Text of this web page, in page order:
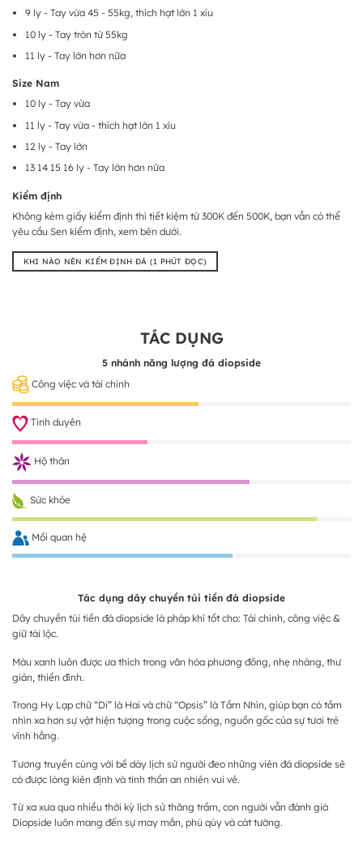
9 ly - Tay vừa 45 - 55kg, thích hạt lớn 1 xíu
10 ly - Tay tròn từ 55kg
11 ly - Tay lớn hơn nữa
Size Nam
10 ly - Tay vừa
11 ly - Tay vừa - thích hạt lớn 1 xíu
12 ly - Tay lớn
13 14 15 16 ly - Tay lớn hơn nữa
Kiểm định
Không kèm giấy kiểm định thì tiết kiệm từ 300K đến 500K, bạn vẫn có thể
yêu cầu Sen kiểm định, xem bên dưới.
KHI NÀO NÊN KIỂM ĐỊNH ĐÁ (1 PHÚT ĐỌC)
TÁC DỤNG
5 nhánh năng lượng đá diopside
Công việc và tài chính
Tình duyên
Hộ thân
Sức khỏe
Mối quan hệ
Tác dụng dây chuyền túi tiền đá diopside
Dây chuyền túi tiền đá diopside là pháp khí tốt cho: Tài chính, công việc &
giữ tài lộc.
Màu xanh luôn được ưa thích trong văn hóa phương đông, nhẹ nhàng, thư
giản, thiền đình.
Trong Hy Lạp chữ “Di” là Hai và chữ “Opsis” là Tầm Nhìn, giúp bạn có tầm
nhìn xa hơn sự vật hiện tượng trong cuộc sống, nguồn gốc của sự tươi trẻ
vĩnh hằng.
Tương truyền cùng với bề dày lịch sử người đeo những viên đá diopside sẽ
có được lòng kiên định và tinh thần an nhiên vui vẻ.
Từ xa xưa qua nhiều thời kỳ lịch sử thăng trầm, con người vẫn đánh giá
Diopside luôn mang đến sự may mắn, phú qúy và cát tường.